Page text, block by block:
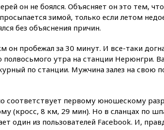
доходы
вчера,
вчера,
он не боялся. Объясняет он это тем,
зимой, только если летом
без объяснения причин.
он пробежал за 30 минут. И все-таки
полвосьмого утра на станции Нерюнгри.
по станции. Мужчина залез на свою
соответствует первому юношескому
(кросс, 8 км, 29 мин). Но в сланцах по
один из пользователей Facebook. И,